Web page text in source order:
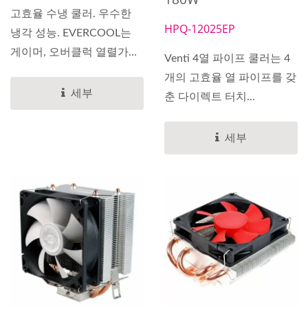
고효율 수냉 쿨러. 우수한
냉각 성능. EVERCOOL는
게이머, 오버클럭 열렬가...
세부
HPQ-12025EP
Venti 4열 파이프 쿨러는 4
개의 고효율 열 파이프를 갖
춘 다이렉트 터치...
세부